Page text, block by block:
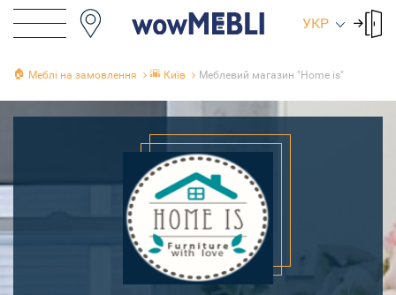
УКР
🏠 Меблі на замовлення 🌇 Київ Меблевий магазин "Home is"